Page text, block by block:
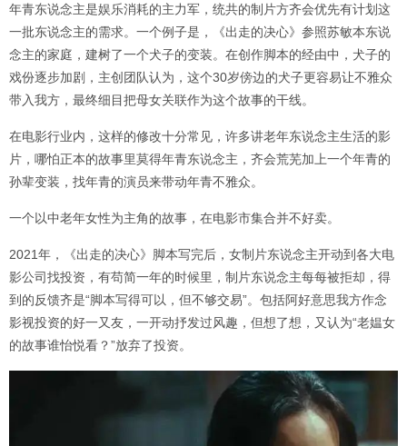
年青东说念主是娱乐消耗的主力军，统共的制片方齐会优先有计划这
一批东说念主的需求。一个例子是，《出走的决心》参照苏敏本东说
念主的家庭，建树了一个犬子的变装。在创作脚本的经由中，犬子的
戏份逐步加剧，主创团队认为，这个30岁傍边的犬子更容易让不雅众
带入我方，最终细目把母女关联作为这个故事的干线。
在电影行业内，这样的修改十分常见，许多讲老年东说念主生活的影
片，哪怕正本的故事里莫得年青东说念主，齐会荒芜加上一个年青的
孙辈变装，找年青的演员来带动年青不雅众。
一个以中老年女性为主角的故事，在电影市集合并不好卖。
2021年，《出走的决心》脚本写完后，女制片东说念主开动到各大电
影公司找投资，有苟简一年的时候里，制片东说念主每每被拒却，得
到的反馈齐是“脚本写得可以，但不够交易”。包括阿好意思我方作念
影视投资的好一又友，一开动抒发过风趣，但想了想，又认为“老媪女
的故事谁怡悦看？”放弃了投资。